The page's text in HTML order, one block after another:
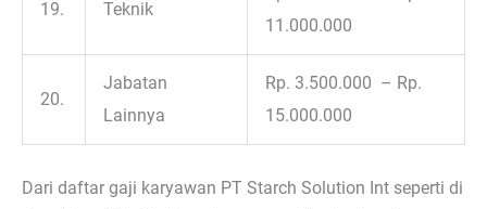
19. Teknik
11.000.000
20.
Jabatan
Lainnya
Rp. 3.500.000 – Rp.
15.000.000
Dari daftar gaji karyawan PT Starch Solution Int seperti di